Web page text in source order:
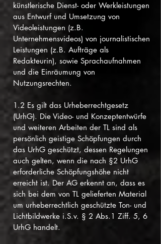
künstlerische Dienst- oder Werkleistungen
aus Entwurf und Umsetzung von
Videoleistungen (z.B.
Unternehmensvideos) von journalistischen
Leistungen (z.B. Aufträge als
Redakteurin), sowie Sprachaufnahmen
und die Einräumung von
Nutzungsrechten.
1.2 Es gilt das Urheberrechtgesetz
(UrhG). Die Video- und Konzeptentwürfe
und weiteren Arbeiten der TL sind als
persönlich geistige Schöpfungen durch
das UrhG geschützt, dessen Regelungen
auch gelten, wenn die nach §2 UrhG
erforderliche Schöpfungshöhe nicht
erreicht ist. Der AG erkennt an, dass es
sich bei dem von TL gelieferten Material
um urheberrechtlich geschützte Ton- und
Lichtbildwerke i.S.v. § 2 Abs.1 Ziff. 5, 6
UrhG handelt.